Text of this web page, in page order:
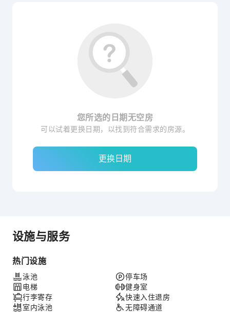
您所选的日期无空房
可以试着更换日期，以找到符合需求的房源。
更换日期
设施与服务
热门设施
泳池
电梯
行李寄存
室内泳池
停车场
健身室
快速入住退房
无障碍通道